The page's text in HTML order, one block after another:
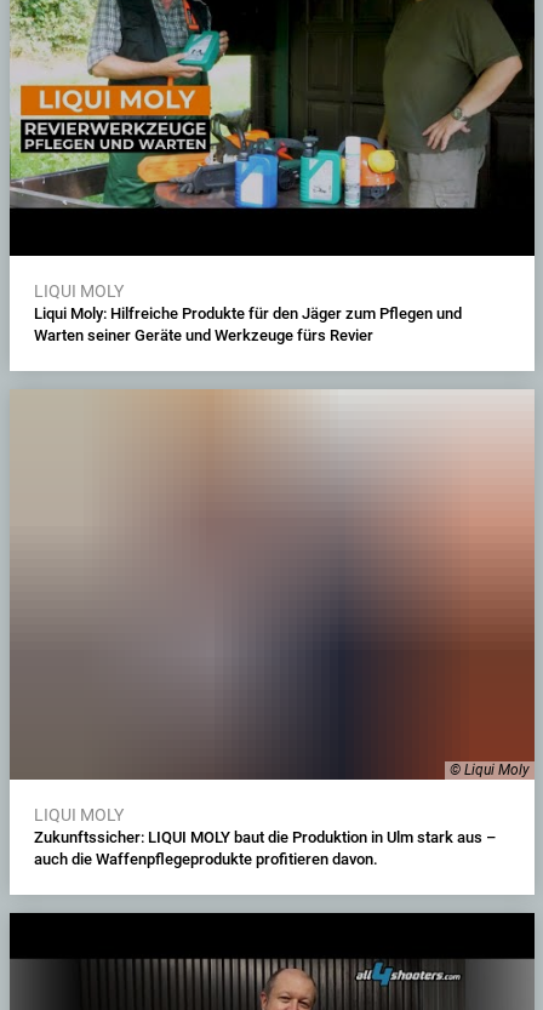
LIQUI MOLY
Liqui Moly: Hilfreiche Produkte für den Jäger zum Pflegen und
Warten seiner Geräte und Werkzeuge fürs Revier
© Liqui Moly
LIQUI MOLY
Zukunftssicher: LIQUI MOLY baut die Produktion in Ulm stark aus –
auch die Waffenpflegeprodukte profitieren davon.